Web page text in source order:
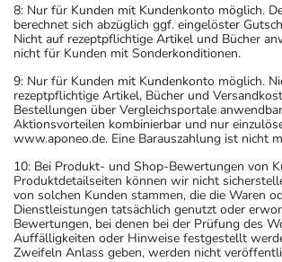
8: Nur für Kunden mit Kundenkonto möglich.
berechnet sich abzüglich ggf. eingelöster
Nicht auf rezeptpflichtige Artikel und Bücher
nicht für Kunden mit Sonderkonditionen.
9: Nur für Kunden mit Kundenkonto möglich.
rezeptpflichtige Artikel, Bücher und
Bestellungen über Vergleichsportale
Aktionsvorteilen kombinierbar und nur
www.aponeo.de. Eine Barauszahlung ist nicht
10: Bei Produkt- und Shop-Bewertungen von
Produktdetailseiten können wir nicht
von solchen Kunden stammen, die die Waren
Dienstleistungen tatsächlich genutzt oder
Bewertungen, bei denen bei der Prüfung des
Auffälligkeiten oder Hinweise festgestellt
Zweifeln Anlass geben, werden nicht